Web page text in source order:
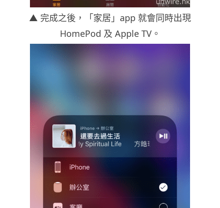
▲ 完成之後，「家居」app 就會同時出現
HomePod 及 Apple TV。